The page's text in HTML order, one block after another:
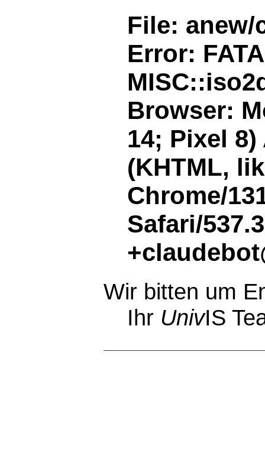
File: anew/
Error:
Browser:
14; Pixel
(KHTML,
Chrome/
Safari/
Wir bitten um
Ihr UnivIS